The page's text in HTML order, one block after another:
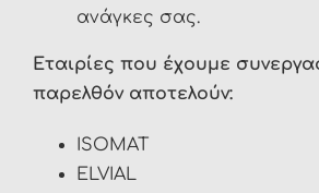
ανάγκες σας.
Εταιρίες που έχουμε
παρελθόν αποτελούν:
ISOMAT
ELVIAL